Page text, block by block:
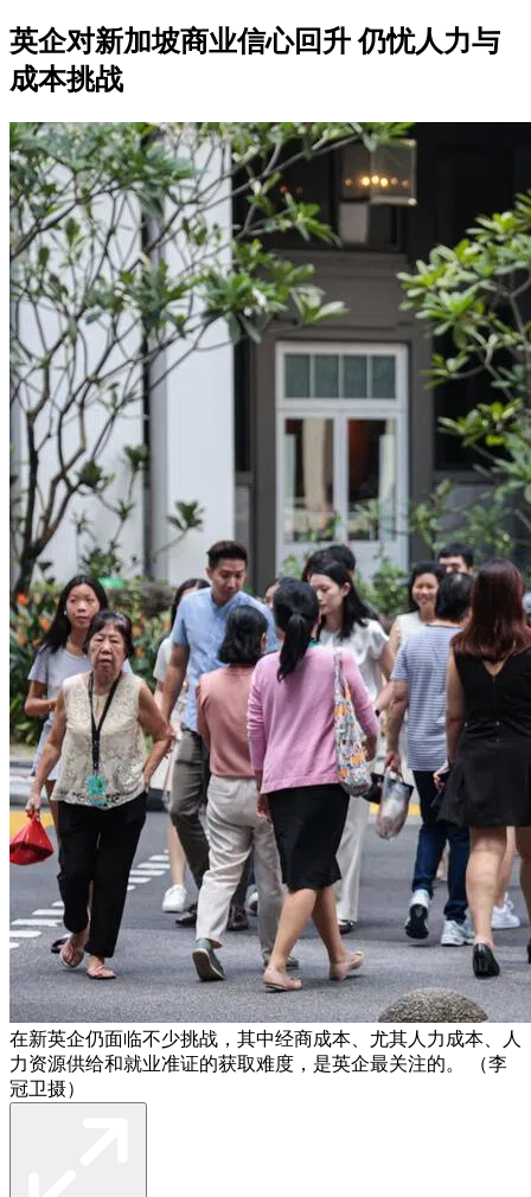
英企对新加坡商业信心回升 仍忧人力与
成本挑战
在新英企仍面临不少挑战，其中经商成本、尤其人力成本、人
力资源供给和就业准证的获取难度，是英企最关注的。 （李
冠卫摄）